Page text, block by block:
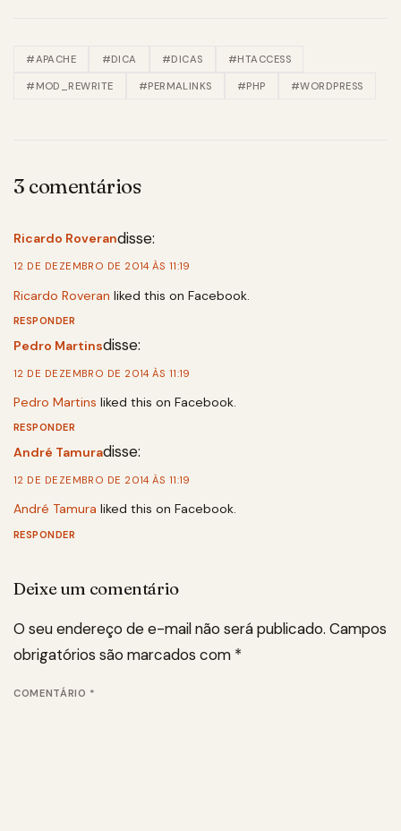
#APACHE #DICA #DICAS #HTACCESS
#MOD_REWRITE #PERMALINKS #PHP #WORDPRESS
3 comentários
Ricardo Roverandisse:
12 DE DEZEMBRO DE 2014 ÀS 11:19
Ricardo Roveran liked this on Facebook.
RESPONDER
Pedro Martinsdisse:
12 DE DEZEMBRO DE 2014 ÀS 11:19
Pedro Martins liked this on Facebook.
RESPONDER
André Tamuradisse:
12 DE DEZEMBRO DE 2014 ÀS 11:19
André Tamura liked this on Facebook.
RESPONDER
Deixe um comentário
O seu endereço de e-mail não será publicado. Campos
obrigatórios são marcados com *
COMENTÁRIO *